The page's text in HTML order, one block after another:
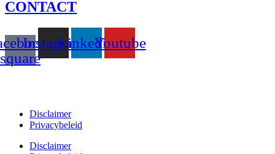
CONTACT
square
InstagramLinkedinYoutube
Disclaimer
Privacybeleid
Disclaimer